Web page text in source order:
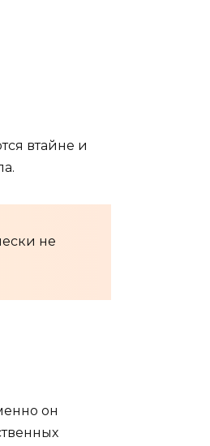
втайне и
не
он